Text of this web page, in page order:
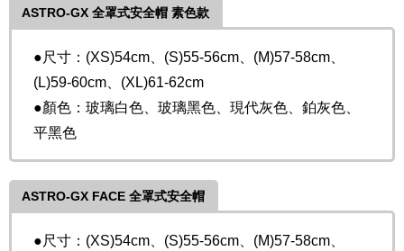
ASTRO-GX 全罩式安全帽 素色款
●尺寸：(XS)54cm、(S)55-56cm、(M)57-58cm、
(L)59-60cm、(XL)61-62cm
●顏色：玻璃白色、玻璃黑色、現代灰色、鉑灰色、
平黑色
ASTRO-GX FACE 全罩式安全帽
●尺寸：(XS)54cm、(S)55-56cm、(M)57-58cm、